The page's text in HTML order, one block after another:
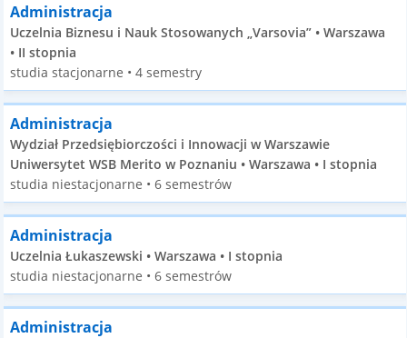
Administracja
Uczelnia Biznesu i Nauk Stosowanych „Varsovia” • Warszawa
• II stopnia
studia stacjonarne • 4 semestry
Administracja
Wydział Przedsiębiorczości i Innowacji w Warszawie
Uniwersytet WSB Merito w Poznaniu • Warszawa • I stopnia
studia niestacjonarne • 6 semestrów
Administracja
Uczelnia Łukaszewski • Warszawa • I stopnia
studia niestacjonarne • 6 semestrów
Administracja